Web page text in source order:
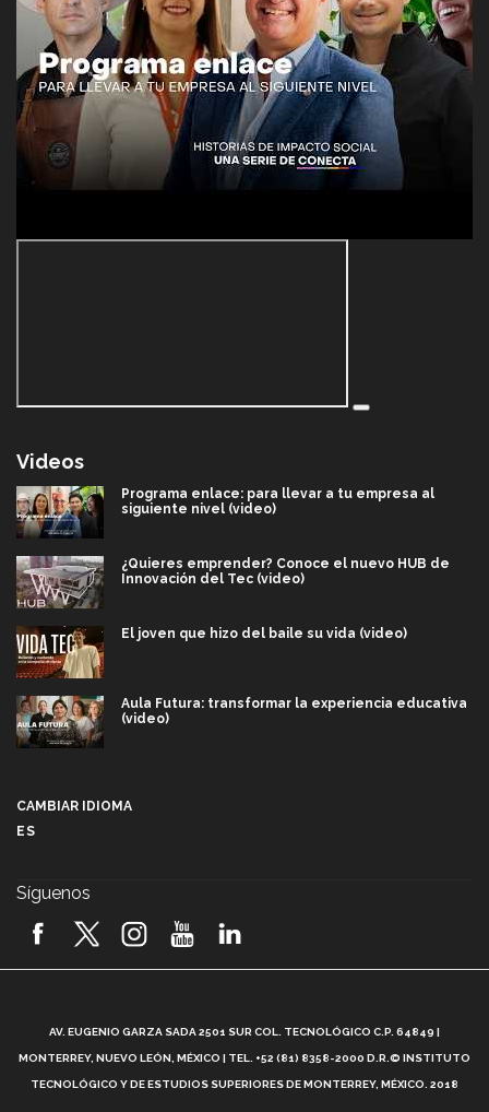
Videos
Programa enlace: para llevar a tu empresa al
siguiente nivel (video)
¿Quieres emprender? Conoce el nuevo HUB de
Innovación del Tec (video)
El joven que hizo del baile su vida (video)
Aula Futura: transformar la experiencia educativa
(video)
2026! (video)
¿Cómo es el Modelo Educativo Tec? (video)
CAMBIAR IDIOMA
ES
Síguenos
AV. EUGENIO GARZA SADA 2501 SUR COL. TECNOLÓGICO C.P. 64849 |
MONTERREY, NUEVO LEÓN, MÉXICO | TEL. +52 (81) 8358-2000 D.R.© INSTITUTO
TECNOLÓGICO Y DE ESTUDIOS SUPERIORES DE MONTERREY, MÉXICO. 2018